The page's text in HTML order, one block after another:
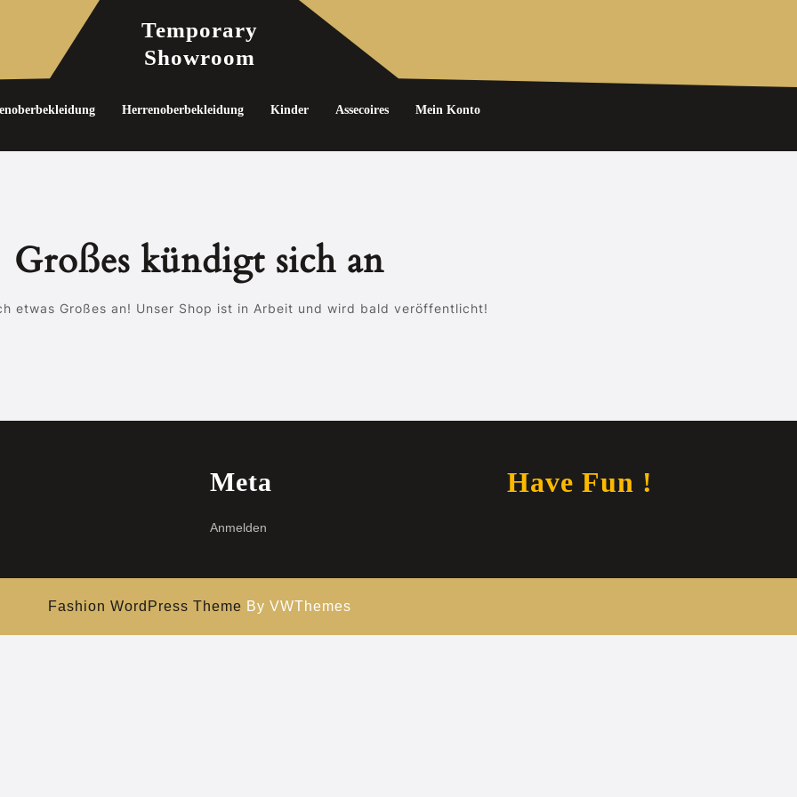
Temporary
Showroom
Herrenoberbekleidung Kinder Assecoires Mein Konto
Großes kündigt sich an
etwas Großes an! Unser Shop ist in Arbeit und wird bald veröffentlicht!
Meta
Anmelden
Have Fun !
Fashion WordPress Theme By VWThemes